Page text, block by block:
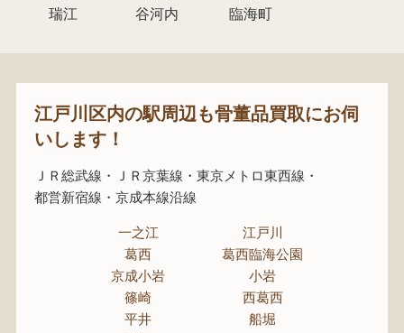
瑞江
谷河内 臨海町
江戸川区内の駅周辺も骨董品買取にお伺
いします！
ＪＲ総武線 ＪＲ京葉線
東京メトロ東西線
都営新宿線
京成本線沿線
一之江
江戸川
葛西
葛西臨海公園
京成小岩
小岩
篠崎
西葛西
平井
船堀